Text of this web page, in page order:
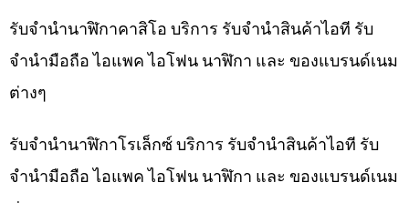
รับจำนำนาฬิกาคาสิโอ บริการ รับจำนำสินค้าไอที รับ
จำนำมือถือ ไอแพค ไอโฟน นาฬิกา และ ของแบรนด์เนม
ต่างๆ
รับจำนำนาฬิกาโรเล็กซ์ บริการ รับจำนำสินค้าไอที รับ
จำนำมือถือ ไอแพค ไอโฟน นาฬิกา และ ของแบรนด์เนม